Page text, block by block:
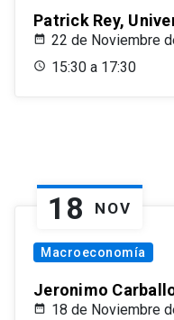
Patrick Rey,
22 de Noviembre
15:30 a 17:30
18 NOV
Macroeconomía
Jeronimo
18 de Noviembre